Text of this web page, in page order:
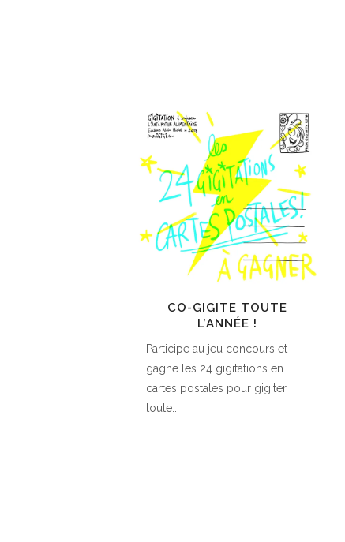
CO-GIGITE TOUTE
L’ANNÉE !
Participe au jeu concours et
gagne les 24 gigitations en
cartes postales pour gigiter
toute...